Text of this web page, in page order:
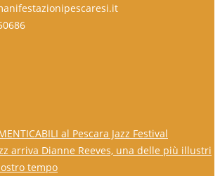
al Pescara Jazz Festival
arriva Dianne Reeves, una delle più illustri
tempo